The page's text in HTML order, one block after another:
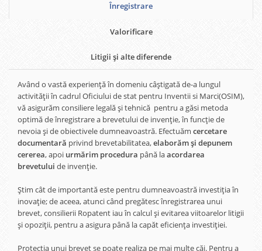
Înregistrare
Valorificare
Litigii și alte diferende
Având o vastă experiență în domeniu câștigată de-a lungul
activității în cadrul Oficiului de stat pentru Inventii si Marci(OSIM),
vă asigurăm consiliere legală și tehnică pentru a găsi metoda
optimă de înregistrare a brevetului de invenție, în funcție de
nevoia și de obiectivele dumneavoastră. Efectuăm cercetare
documentară privind brevetabilitatea,elaborăm și depunem
cererea, apoi urmărim procedura până laacordarea
brevetului de invenție.
Știm cât de importantă este pentru dumneavoastră investiția în
inovație; de aceea, atunci când pregătesc înregistrarea unui
brevet, consilierii Ropatent iau în calcul și evitarea viitoarelor litigii
și opoziții, pentru a asigura până la capăt eficiența investiției.
Protecția unui brevet se poate realiza pe mai multe căi. Pentru a